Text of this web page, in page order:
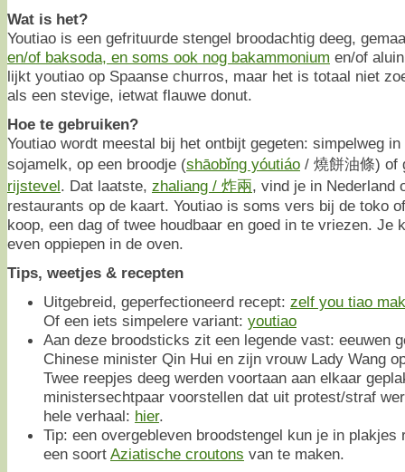
Wat is het?
Youtiao is een gefrituurde stengel broodachtig deeg,
en/of baksoda, en soms ook nog bakammonium en/of
lijkt youtiao op Spaanse churros, maar het is totaal niet
als een stevige, ietwat flauwe donut.
Hoe te gebruiken?
Youtiao wordt meestal bij het ontbijt gegeten: simpelweg
sojamelk, op een broodje (shāobǐng yóutiáo / 燒餅油條) of
rijstevel. Dat laatste, zhaliang / 炸兩, vind je in Nederland
restaurants op de kaart. Youtiao is soms vers bij de toko
koop, een dag of twee houdbaar en goed in te vriezen. Je
even oppiepen in de oven.
Tips, weetjes & recepten
Uitgebreid, geperfectioneerd recept: zelf you tiao
Of een iets simpelere variant: youtiao
Aan deze broodsticks zit een legende vast: eeuwen
Chinese minister Qin Hui en zijn vrouw Lady Wang
Twee reepjes deeg werden voortaan aan elkaar
ministersechtpaar voorstellen dat uit protest/straf
hele verhaal: hier.
Tip: een overgebleven broodstengel kun je in plakjes
een soort Aziatische croutons van te maken.